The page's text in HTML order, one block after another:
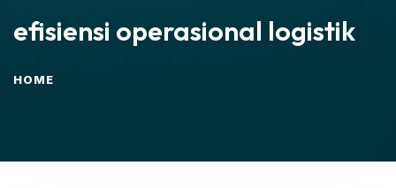
efisiensi operasional logistik
HOME